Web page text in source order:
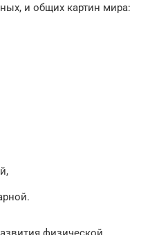
и общих картин мира: